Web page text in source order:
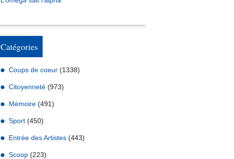
Catégories
Coups de coeur (1338)
Citoyenneté (973)
Mémoire (491)
Sport (450)
Entrée des Artistes (443)
Scoop (223)